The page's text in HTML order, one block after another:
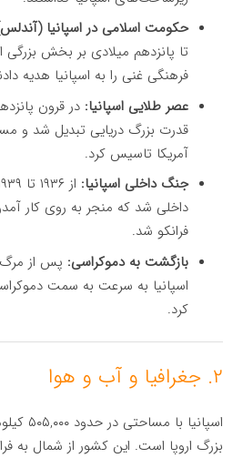
حکومت اسلامی در اسپانیا
تا پانزدهم میلادی بر بخش بزرگی
فرهنگی غنی را به اسپانیا هدیه
عصر طلایی اسپانیا: در قرون
قدرت بزرگ دریایی تبدیل شد و
آمریکا تاسیس کرد.
جنگ داخلی اسپانیا:
داخلی شد که منجر به روی کار
فرانکو شد.
بازگشت به دموکراسی:
اسپانیا به سرعت به سمت
کرد.
۲. جغرافیا و آب و هوا
بزرگ اروپا است. این کشور از شمال به